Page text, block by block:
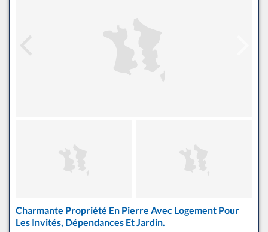
Charmante Propriété En Pierre Avec Logement Pour
Les Invités, Dépendances Et Jardin.